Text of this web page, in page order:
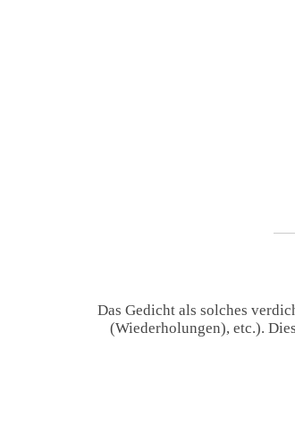
Das Gedicht als solches
(Wiederholungen), etc.).